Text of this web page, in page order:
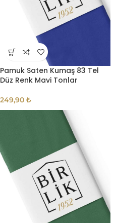
Pamuk Saten Kumaş 83 Tel
Düz Renk Mavi Tonlar
249,90 ₺